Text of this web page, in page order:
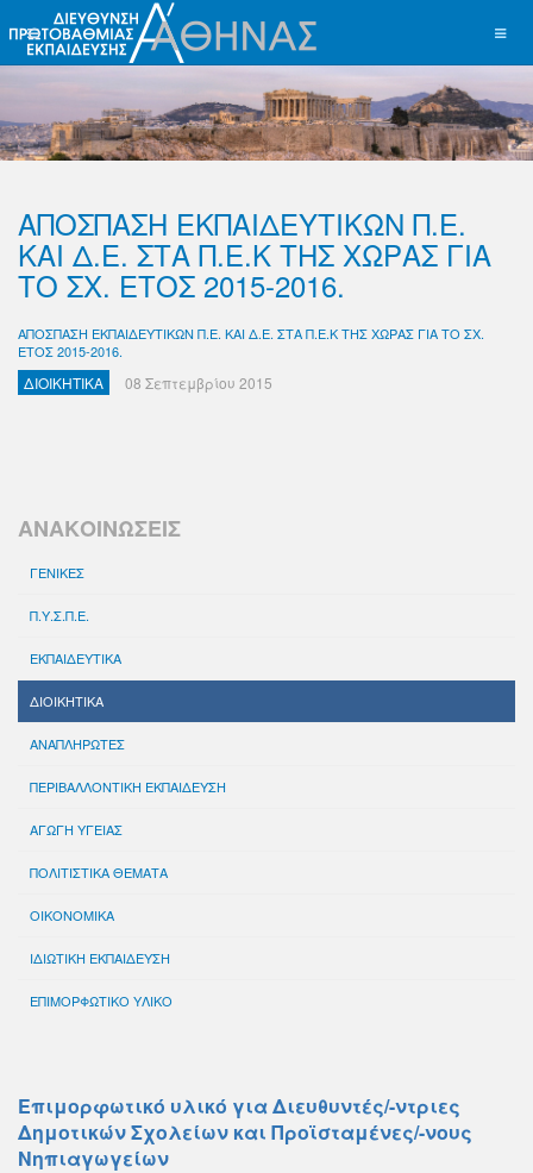
ΑΠΟΣΠΑΣΗ ΕΚΠΑΙΔΕΥΤΙΚΩΝ Π.Ε.
ΚΑΙ Δ.Ε. ΣΤΑ Π.Ε.Κ ΤΗΣ ΧΩΡΑΣ ΓΙΑ
ΤΟ ΣΧ. ΕΤΟΣ 2015-2016.
ΑΠΟΣΠΑΣΗ ΕΚΠΑΙΔΕΥΤΙΚΩΝ Π.Ε. ΚΑΙ Δ.Ε. ΣΤΑ Π.Ε.Κ ΤΗΣ ΧΩΡΑΣ ΓΙΑ ΤΟ ΣΧ.
ΕΤΟΣ 2015-2016.
ΔΙΟΙΚΗΤΙΚΑ 08 Σεπτεμβρίου 2015
ΑΝΑΚΟΙΝΩΣΕΙΣ
ΓΕΝΙΚΕΣ
Π.Υ.Σ.Π.Ε.
ΕΚΠΑΙΔΕΥΤΙΚΑ
ΔΙΟΙΚΗΤΙΚΑ
ΑΝΑΠΛΗΡΩΤΕΣ
ΠΕΡΙΒΑΛΛΟΝΤΙΚΗ ΕΚΠΑΙΔΕΥΣΗ
ΑΓΩΓΗ ΥΓΕΙΑΣ
ΠΟΛΙΤΙΣΤΙΚΑ ΘΕΜΑΤΑ
ΟΙΚΟΝΟΜΙΚΑ
ΙΔΙΩΤΙΚΗ ΕΚΠΑΙΔΕΥΣΗ
ΕΠΙΜΟΡΦΩΤΙΚΟ ΥΛΙΚΟ
Επιμορφωτικό υλικό για Διευθυντές/-ντριες
Δημοτικών Σχολείων και Προϊσταμένες/-νους
Νηπιαγωγείων